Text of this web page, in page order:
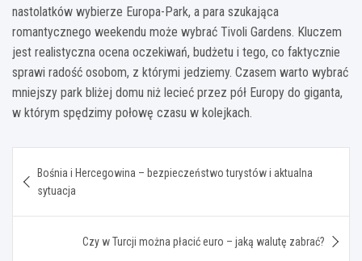
nastolatków wybierze Europa-Park, a para szukająca
romantycznego weekendu może wybrać Tivoli Gardens. Kluczem
jest realistyczna ocena oczekiwań, budżetu i tego, co faktycznie
sprawi radość osobom, z którymi jedziemy. Czasem warto wybrać
mniejszy park bliżej domu niż lecieć przez pół Europy do giganta,
w którym spędzimy połowę czasu w kolejkach.
wpisu
Bośnia i Hercegowina – bezpieczeństwo turystów i aktualna
sytuacja
Czy w Turcji można płacić euro – jaką walutę zabrać?